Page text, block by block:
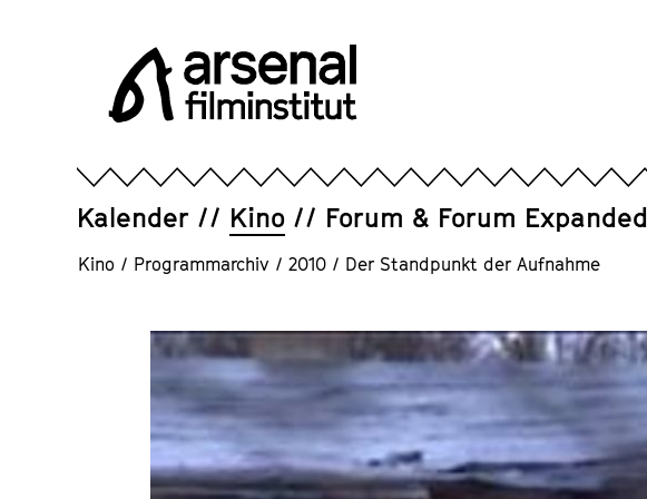
Filminstitut
Kalender Kino Forum & Forum Expanded
Kino / Programmarchiv / 2010 / Der Standpunkt der Aufnahme